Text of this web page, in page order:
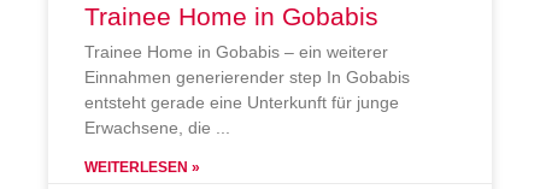
Trainee Home in Gobabis
Trainee Home in Gobabis – ein weiterer
Einnahmen generierender step In Gobabis
entsteht gerade eine Unterkunft für junge
Erwachsene, die
WEITERLESEN »